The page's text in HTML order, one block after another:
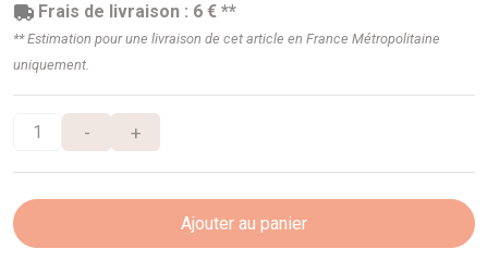
Frais de livraison : 6 € **
** Estimation pour une livraison de cet article en France Métropolitaine
uniquement.
- +
Ajouter au panier